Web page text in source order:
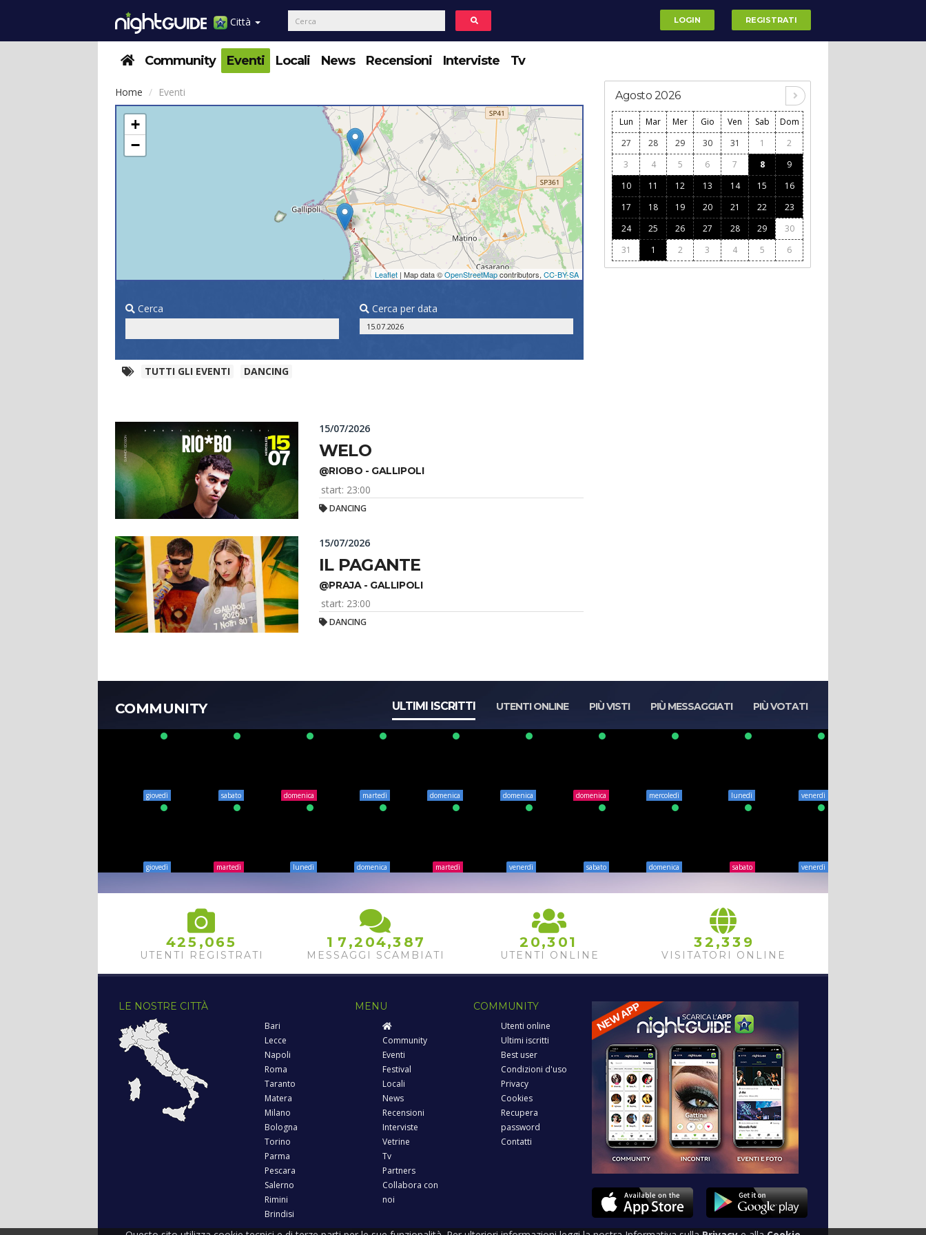
Città LOGIN REGISTRATI
Community Eventi Locali News Recensioni Interviste Tv
Home Eventi
+
−
Leaflet | Map data ©OpenStreetMapcontributors, CC-BY-SA
Cerca Cerca per data
TUTTI GLI EVENTI DANCING
15/07/2026
WELO
@RIOBO - GALLIPOLI
start: 23:00
DANCING
15/07/2026
IL PAGANTE
@PRAJA - GALLIPOLI
start: 23:00
DANCING
Agosto 2026
Lun Mar Mer Gio Ven Sab
Dom
27
28 29 30 31 1
2
3
4 5 6 7 8
9
10
11 12 13 14 15
16
17
18 19 20 21 22
23
24
25 26 27 28 29
30
31
1 2 3 4 5 6
COMMUNITY ULTIMI ISCRITTI UTENTI ONLINE PIÙ VISTI PIÙ MESSAGGIATI PIÙ VOTATI
giovedì sabato domenica martedì domenica domenica domenica mercoledì lunedì venerdì
giovedì martedì lunedì domenica martedì venerdì sabato domenica sabato venerdì
425 ,065
UTENTI REGISTRATI
1 7 ,2 04,3 87
MESSAGGI SCAMBIATI
2 0,3 01
UTENTI ONLINE
32 ,33 9
VISITATORI ONLINE
LE NOSTRE CITTÀ
Bari
Lecce
Napoli
Roma
Taranto
Matera
Milano
Bologna
Torino
Parma
Pescara
Salerno
Rimini
Brindisi
MENU
Community
Eventi
Festival
Locali
News
Recensioni
Interviste
Vetrine
Tv
Partners
Collabora con
noi
COMMUNITY
Utenti online
Ultimi iscritti
Best user
Condizioni d'uso
Privacy
Cookies
Recupera
password
Contatti